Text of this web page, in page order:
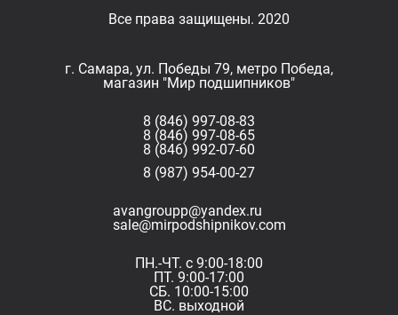
Все права защищены. 2020
г. Самара, ул. Победы 79, метро Победа,
магазин "Мир подшипников"
8 (846) 997-08-83
8 (846) 997-08-65
8 (846) 992-07-60
8 (987) 954-00-27
avangroupp@yandex.ru
sale@mirpodshipnikov.com
ПН.-ЧТ. с 9:00-18:00
ПТ. 9:00-17:00
СБ. 10:00-15:00
ВС. выходной